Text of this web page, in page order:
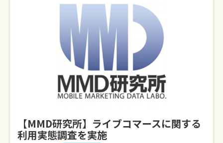
【MMD研究所】ライブコマースに関する
利用実態調査を実施